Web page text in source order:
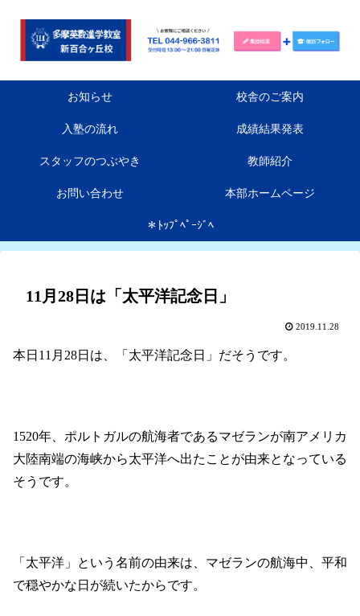
お知らせ 校舎のご案内
入塾の流れ 成績結果発表
スタッフのつぶやき 教師紹介
お問い合わせ 本部ホームページ
＊ﾄｯﾌﾟﾍﾟｰｼﾞﾍ
11月28日は「太平洋記念日」
2019.11.28
本日11月28日は、「太平洋記念日」だそうです。
1520年、ポルトガルの航海者であるマゼランが南アメリカ
大陸南端の海峡から太平洋へ出たことが由来となっている
そうです。
「太平洋」という名前の由来は、マゼランの航海中、平和
で穏やかな日が続いたからです。